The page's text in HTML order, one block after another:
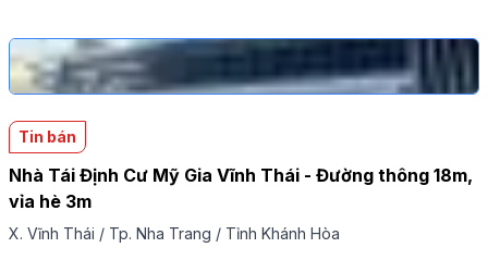
Tin bán
Nhà Tái Định Cư Mỹ Gia Vĩnh Thái - Đường thông 18m,
vỉa hè 3m
X. Vĩnh Thái / Tp. Nha Trang / Tỉnh Khánh Hòa